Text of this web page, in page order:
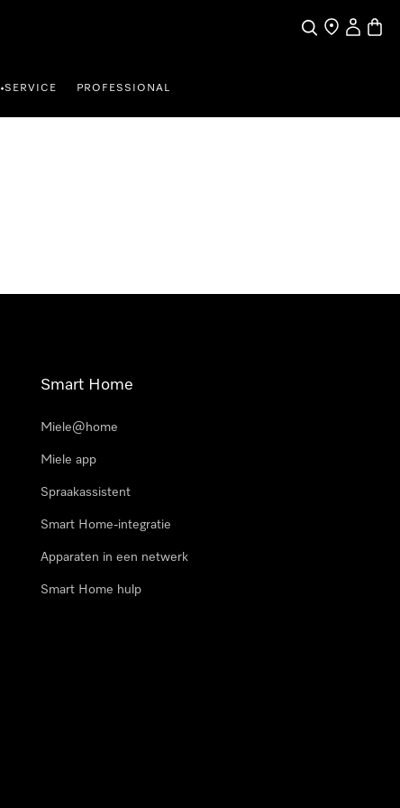
Wat zoek je?
Dealer zoeken
Mijn
•SERVICE PROFESSIONAL
Smart Home
Miele@home
Miele app
Spraakassistent
Smart Home-integratie
Apparaten in een netwerk
Smart Home hulp